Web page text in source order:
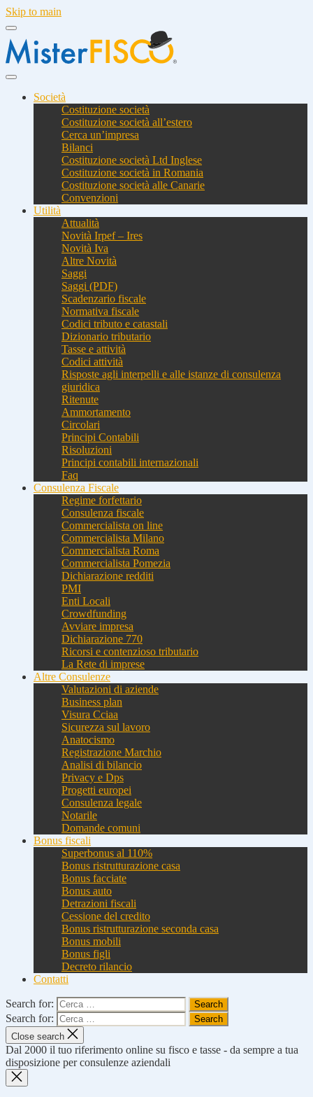
Skip to main
Società
Costituzione società
Costituzione società all’estero
Cerca un’impresa
Bilanci
Costituzione società Ltd Inglese
Costituzione società in Romania
Costituzione società alle Canarie
Convenzioni
Utilità
Attualità
Novità Irpef – Ires
Novità Iva
Altre Novità
Saggi
Saggi (PDF)
Scadenzario fiscale
Normativa fiscale
Codici tributo e catastali
Dizionario tributario
Tasse e attività
Codici attività
Risposte agli interpelli e alle istanze di consulenza
giuridica
Ritenute
Ammortamento
Circolari
Principi Contabili
Risoluzioni
Principi contabili internazionali
Faq
Consulenza Fiscale
Regime forfettario
Consulenza fiscale
Commercialista on line
Commercialista Milano
Commercialista Roma
Commercialista Pomezia
Dichiarazione redditi
PMI
Enti Locali
Crowdfunding
Avviare impresa
Dichiarazione 770
Ricorsi e contenzioso tributario
La Rete di imprese
Altre Consulenze
Valutazioni di aziende
Business plan
Visura Cciaa
Sicurezza sul lavoro
Anatocismo
Registrazione Marchio
Analisi di bilancio
Privacy e Dps
Progetti europei
Consulenza legale
Notarile
Domande comuni
Bonus fiscali
Superbonus al 110%
Bonus ristrutturazione casa
Bonus facciate
Bonus auto
Detrazioni fiscali
Cessione del credito
Bonus ristrutturazione seconda casa
Bonus mobili
Bonus figli
Decreto rilancio
Contatti
Search for:
Search for:
Close search
Dal 2000 il tuo riferimento online su fisco e tasse - da sempre a tua
disposizione per consulenze aziendali